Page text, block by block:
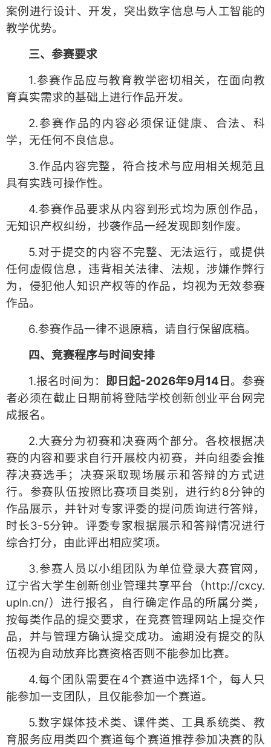
案例进行设计、开发，突出数字信息与人工智能的
教学优势。
三、参赛要求
1.参赛作品应与教育教学密切相关，在面向教
育真实需求的基础上进行作品开发。
2.参赛作品的内容必须保证健康、合法、科
学，无任何不良信息。
3.作品内容完整，符合技术与应用相关规范且
具有实践可操作性。
4.参赛作品要求从内容到形式均为原创作品，
无知识产权纠纷，抄袭作品一经发现即刻作废。
5.对于提交的内容不完整、无法运行，或提供
任何虚假信息，违背相关法律、法规，涉嫌作弊行
为，侵犯他人知识产权等的作品，均视为无效参赛
作品。
6.参赛作品一律不退原稿，请自行保留底稿。
四、竞赛程序与时间安排
1.报名时间为： 即日起-2026年9月14 日 。参赛
者必须在截止日期前将登陆学校创新创业平台网完
成报名。
2.大赛分为初赛和决赛两个部分。各校根据决
赛的内容和要求自行开展校内初赛，并向组委会推
荐决赛选手；决赛采取现场展示和答辩的方式进
行。参赛队伍按照比赛项目类别，进行约8分钟的
作品展示，并针对专家评委的提问质询进行答辩，
时长3-5分钟。评委专家根据展示和答辩情况进行
综合打分，由此评出相应奖项。
3.参赛人员以小组团队为单位登录大赛官网，
辽宁省大学生创新创业管理共享平台（http://cxcy.
upln.cn/）进行报名，自行确定作品的所属分类，
按每类作品的提交要求，在竞赛管理网站上提交作
品，并与管理方确认提交成功。逾期没有提交的队
伍视为自动放弃比赛资格否则不能参加比赛。
4.每个团队需要在4个赛道中选择1个，每人只
能参加一支团队，且仅能参加一个赛道。
5.数字媒体技术类、课件类、工具系统类、教
育服务应用类四个赛道每个赛道推荐参加决赛的队